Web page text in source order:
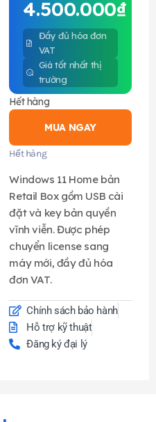
4.500.000₫
Đầy đủ hóa đơn
VAT
Giá tốt nhất thị
trường
Hết hàng
MUA NGAY
Hết hàng
Windows 11 Home bản
Retail Box gồm USB cài
đặt và key bản quyền
vĩnh viễn. Được phép
chuyển license sang
máy mới, đầy đủ hóa
đơn VAT.
Chính sách bảo hành
Hỗ trợ kỹ thuật
Đăng ký đại lý